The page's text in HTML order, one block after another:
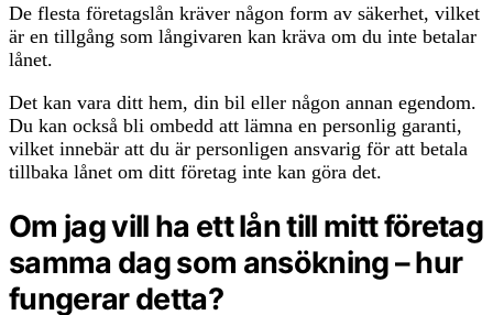
De flesta företagslån kräver någon form av säkerhet, vilket
är en tillgång som långivaren kan kräva om du inte betalar
lånet.
Det kan vara ditt hem, din bil eller någon annan egendom.
Du kan också bli ombedd att lämna en personlig garanti,
vilket innebär att du är personligen ansvarig för att betala
tillbaka lånet om ditt företag inte kan göra det.
Om jag vill ha ett lån till mitt företag
samma dag som ansökning – hur
fungerar detta?